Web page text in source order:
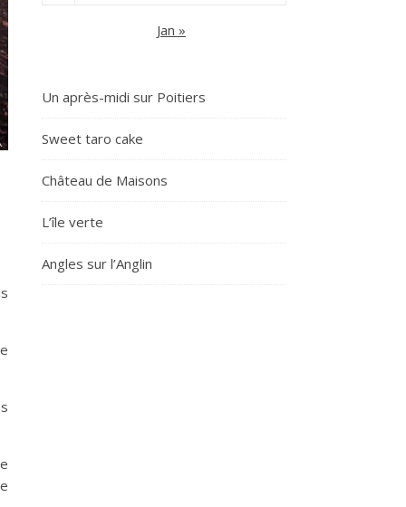
Jan »
Un après-midi sur Poitiers
Sweet taro cake
Château de Maisons
L’île verte
Angles sur l’Anglin